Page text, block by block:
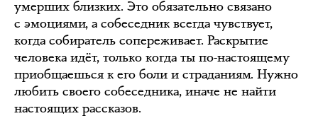
умерших близких. Это обязательно связано
с эмоциями, а собеседник всегда чувствует,
когда собиратель сопереживает. Раскрытие
человека идёт, только когда ты по-настоящему
приобщаешься к его боли и страданиям. Нужно
любить своего собеседника, иначе не найти
настоящих рассказов.